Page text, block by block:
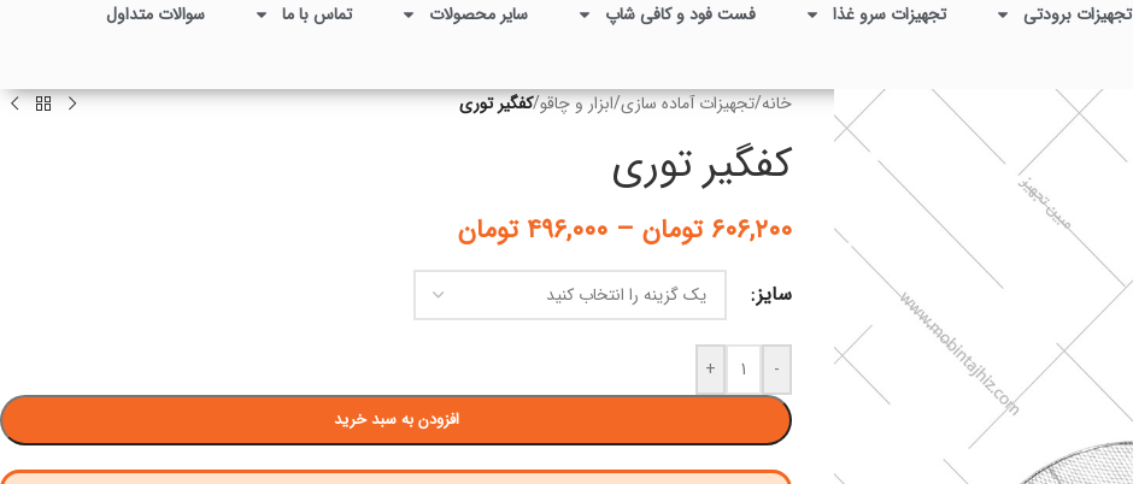
تجهیزات برودتی تجهیزات سرو غذا فست فود و کافی شاپ سایر محصولات تماس با ما سوالات متداول
خانه/تجهیزات آماده سازی/ابزار و چاقو/کفگیر توری
کفگیر توری
۶۰۶,۲۰۰ تومان – ۴۹۶,۰۰۰ تومان
سایز
-
+
افزودن به سبد خرید